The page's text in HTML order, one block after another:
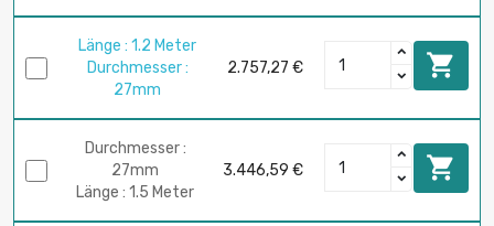
Länge : 1.2 Meter
Durchmesser :
27mm
2.757,27 € 
Durchmesser :
27mm
Länge : 1.5 Meter
3.446,59 € 